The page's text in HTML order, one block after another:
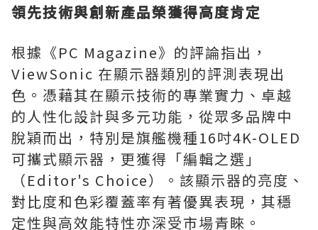
領先技術與創新產品榮獲得高度肯定
根據《PC Magazine》的評論指出，
ViewSonic 在顯示器類別的評測表現出
色。憑藉其在顯示技術的專業實力、卓越
的人性化設計與多元功能，從眾多品牌中
脫穎而出，特別是旗艦機種16吋4K-OLED
可攜式顯示器，更獲得「編輯之選」
（Editor's Choice）。該顯示器的亮度、
對比度和色彩覆蓋率有著優異表現，其穩
定性與高效能特性亦深受市場青睞。